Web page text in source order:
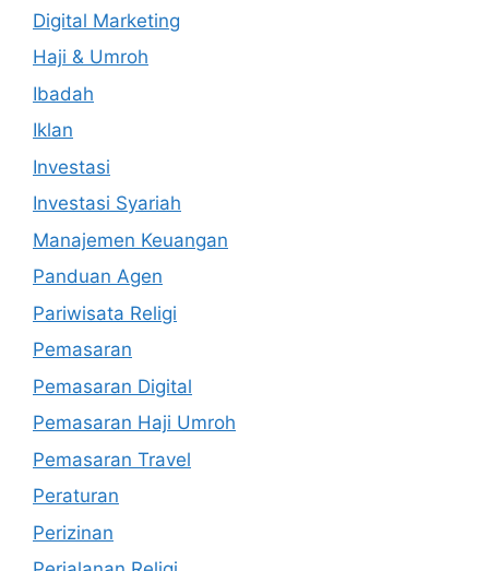
Digital Marketing
Haji & Umroh
Ibadah
Iklan
Investasi
Investasi Syariah
Manajemen Keuangan
Panduan Agen
Pariwisata Religi
Pemasaran
Pemasaran Digital
Pemasaran Haji Umroh
Pemasaran Travel
Peraturan
Perizinan